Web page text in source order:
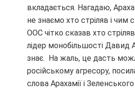
вкладається. Нагадаю,
не знаємо хто стріляв і чим
ООС чітко сказав хто
лідер монобільшості Давид
знає. На жаль, це дасть
російському агресору,
слова Арахамії і